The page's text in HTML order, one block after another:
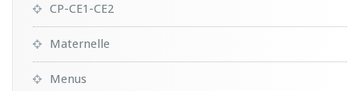
CP-CE1-CE2
Maternelle
Menus